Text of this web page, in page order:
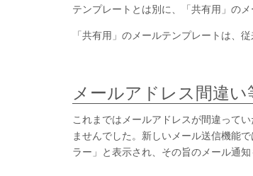
テンプレートとは別に、「共有用」の
「共有用」のメールテンプレートは、
メールアドレス間違
これまではメールアドレスが間違って
ませんでした。新しいメール送信機能
ラー」と表示され、その旨のメール通知